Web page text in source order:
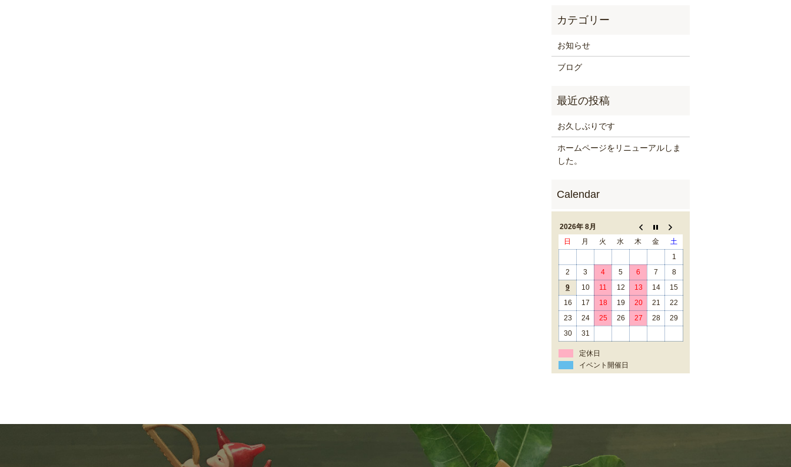
お知らせ
ブログ
お久しぶりです
ホームページをリニューアルしま
した。
2026年 8月
日
月 火 水 木 金
土
1
2
3 4 5 6 7
8
9
10 11 12 13 14
15
16
17 18 19 20 21
22
23
24 25 26 27 28
29
30
31
定休日
イベント開催日